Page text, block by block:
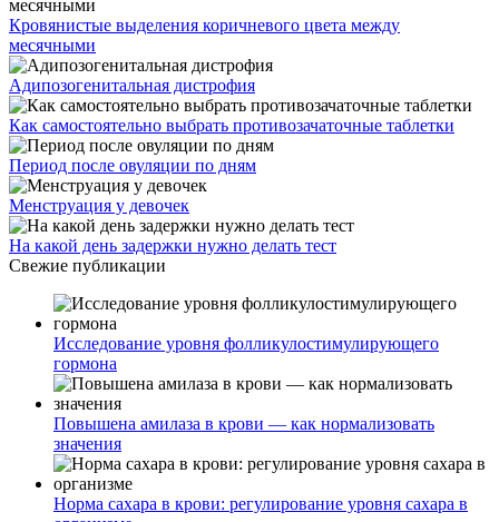
Кровянистые выделения коричневого цвета между
месячными
Адипозогенитальная дистрофия
Как самостоятельно выбрать противозачаточные таблетки
Период после овуляции по дням
Менструация у девочек
На какой день задержки нужно делать тест
Свежие публикации
Исследование уровня фолликулостимулирующего
гормона
Повышена амилаза в крови — как нормализовать
значения
Норма сахара в крови: регулирование уровня сахара в